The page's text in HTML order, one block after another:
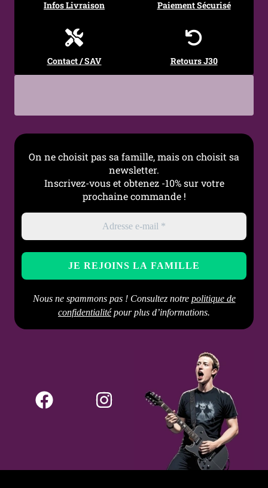
Occasions
Quotidien ; Mode urbaine ;
Entretien
Nettoyer régulièrement
avec un chiffon doux et
Infos Livraison Paiement Sécurisé
Contact / SAV Retours J30
On ne choisit pas sa famille, mais on choisit sa
newsletter.
Inscrivez-vous et obtenez -10% sur votre
prochaine commande !
Nous ne spammons pas ! Consultez notre politique de
confidentialitépour plus d’informations.